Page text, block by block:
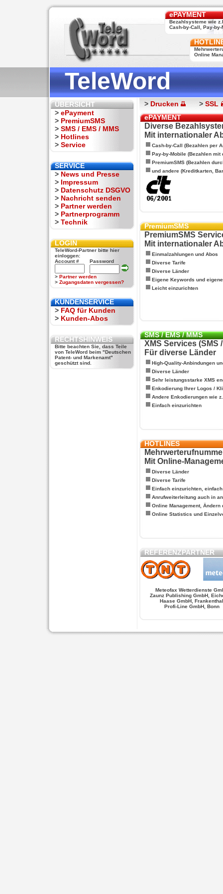
ePAYMENT
Bezahlsysteme wie
Cash-by-Call, Pay-by-
Online
TeleWord
ÜBERSICHT
> ePayment
> PremiumSMS
> SMS / EMS / MMS
> Hotlines
> Service
SERVICE
> News und Presse
> Impressum
> Datenschutz DSGVO
> Nachricht senden
> Partner werden
> Partnerprogramm
> Technik
LOGIN
TeleWord-Partner bitte hier
einloggen:
Account #
Password
> Partner werden
> Zugangsdaten vergessen?
KUNDENSERVICE
> FAQ für Kunden
> Kunden-Abos
RECHTSHINWEIS
Bitte beachten Sie, dass Teile
von TeleWord beim "Deutschen
Patent- und Markenamt"
geschützt sind.
> Drucken > SSL
ePAYMENT
Diverse
Mit internationaler
Cash-by-Call (Bezahlen per
Pay-by-Mobile (Bezahlen mit
PremiumSMS (Bezahlen
und andere (Kreditkarten,
PremiumSMS
PremiumSMS
Mit internationaler
Einmalzahlungen und Abos
Diverse Tarife
Diverse Länder
Eigene Keywords und
Leicht einzurichten
SMS / EMS / MMS
XMS Services (SMS
Für diverse Länder
High-Quality-Anbindungen
Diverse Länder
Sehr leistungsstarke XMS
Enkodierung Ihrer Logos /
Andere Enkodierungen wie
Einfach einzurichten
HOTLINES
Mit Online-
Diverse Länder
Diverse Tarife
Einfach einzurichten,
Anrufweiterleitung auch in
Online Management, Ändern
Online Statistics und
REFERENZPARTNER
Meteofax Wetterdienste
Zaunz Publishing GmbH,
Haase GmbH, Frankenthal
Profi-Line GmbH, Bonn